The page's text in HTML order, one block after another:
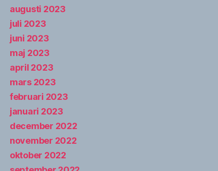
augusti 2023
juli 2023
juni 2023
maj 2023
april 2023
mars 2023
februari 2023
januari 2023
december 2022
november 2022
oktober 2022